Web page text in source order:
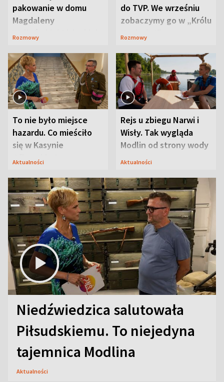
pakowanie w domu
Magdaleny
Waligórskiej-Lisieckiej.
Rozmowy
do TVP. We wrześniu
zobaczymy go w „Królu
Maciusiu I”
Rozmowy
To nie było miejsce
hazardu. Co mieściło
się w Kasynie
Oficerskim?
Aktualności
Rejs u zbiegu Narwi i
Wisły. Tak wygląda
Modlin od strony wody
Aktualności
Niedźwiedzica salutowała
Piłsudskiemu. To niejedyna
tajemnica Modlina
Aktualności